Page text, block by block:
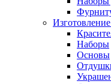
Наборы
Основы